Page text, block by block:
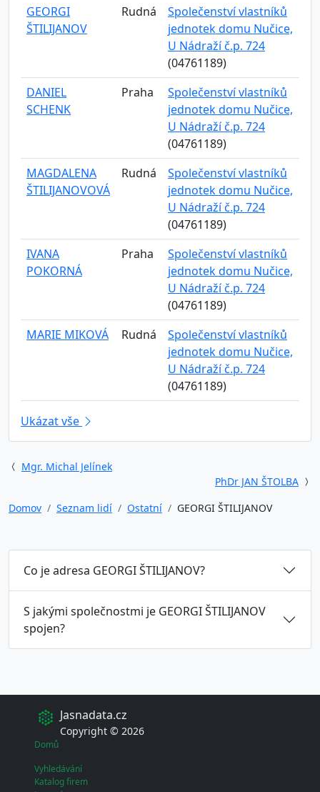
GEORGI
ŠTILIJANOV
Rudná
Společenství vlastníků
jednotek domu Nučice,
U Nádraží č.p. 724
(04761189)
DANIEL
SCHENK
Praha
Společenství vlastníků
jednotek domu Nučice,
U Nádraží č.p. 724
(04761189)
MAGDALENA
ŠTILIJANOVOVÁ
Rudná
Společenství vlastníků
jednotek domu Nučice,
U Nádraží č.p. 724
(04761189)
IVANA
POKORNÁ
Praha
Společenství vlastníků
jednotek domu Nučice,
U Nádraží č.p. 724
(04761189)
MARIE MIKOVÁ
Rudná
Společenství vlastníků
jednotek domu Nučice,
U Nádraží č.p. 724
(04761189)
Ukázat vše
Mgr. Michal Jelínek
PhDr JAN ŠTOLBA
Domov
Seznam lidí Ostatní GEORGI ŠTILIJANOV
Co je adresa GEORGI ŠTILIJANOV?
S jakými společnostmi je GEORGI ŠTILIJANOV
spojen?
Jasnadata.cz
Copyright © 2026
Domů
Vyhledávání
Katalog firem